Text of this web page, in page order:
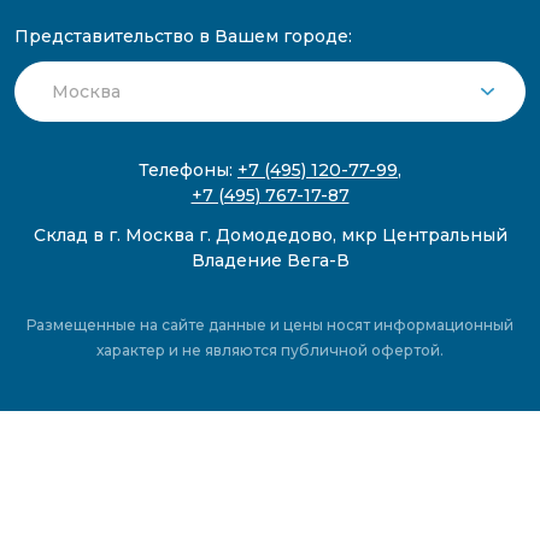
Представительство в Вашем городе:
Телефоны: +7 (495) 120-77-99,
+7 (495) 767-17-87
Склад в г. Москва г. Домодедово, мкр Центральный
Владение Вега-В
Размещенные на сайте данные и цены носят информационный
характер и не являются публичной офертой.